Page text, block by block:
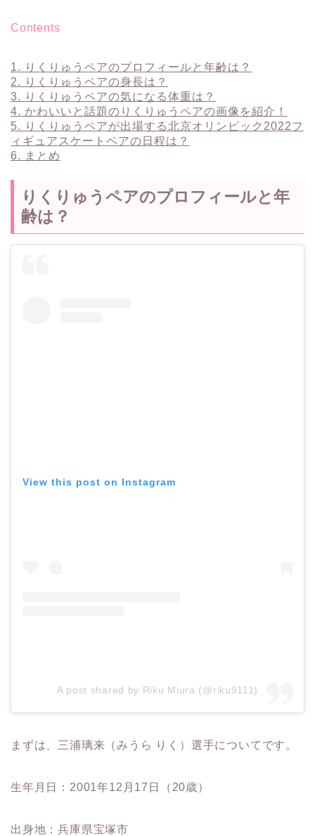
Contents
1. りくりゅうペアのプロフィールと年齢は？
2. りくりゅうペアの身長は？
3. りくりゅうペアの気になる体重は？
4. かわいいと話題のりくりゅうペアの画像を紹介！
5. りくりゅうペアが出場する北京オリンピック2022フ
ィギュアスケートペアの日程は？
6. まとめ
りくりゅうペアのプロフィールと年
齢は？
View this post on Instagram
A post shared by Riku Miura (@riku9111)
まずは、三浦璃来（みうら りく）選手についてです。
生年月日：2001年12月17日（20歳）
出身地：兵庫県宝塚市